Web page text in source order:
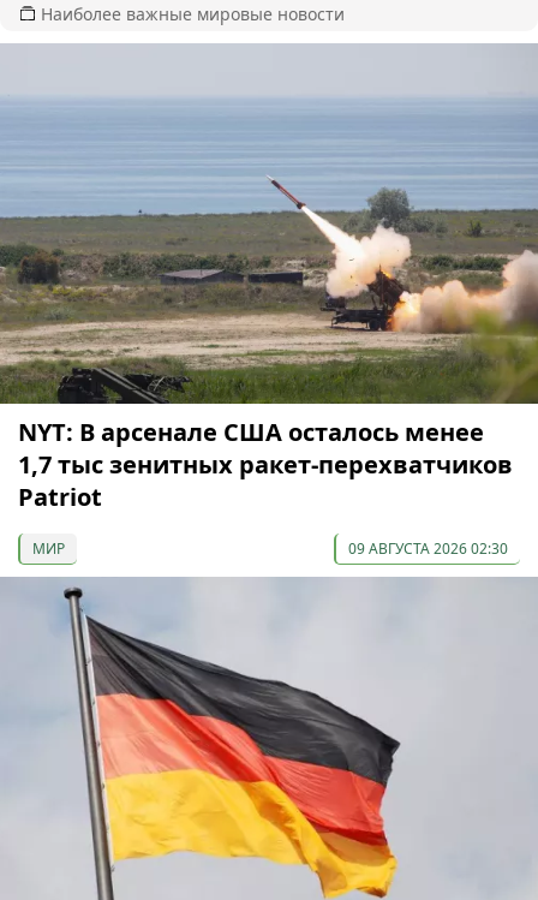
Наиболее важные мировые новости
NYT: В арсенале США осталось менее
1,7 тыс зенитных ракет-перехватчиков
Patriot
МИР 09 АВГУСТА 2026 02:30